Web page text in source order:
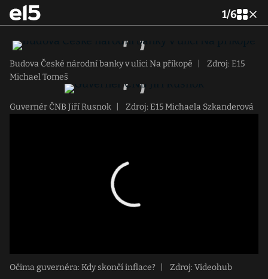
1/6
Budova České národní banky v ulici Na příkopě
Zdroj: E15
Michael Tomeš
Guvernér ČNB Jiří Rusnok Zdroj: E15 Michaela Szkanderová
Očima guvernéra: Kdy skončí inflace? Zdroj: Videohub